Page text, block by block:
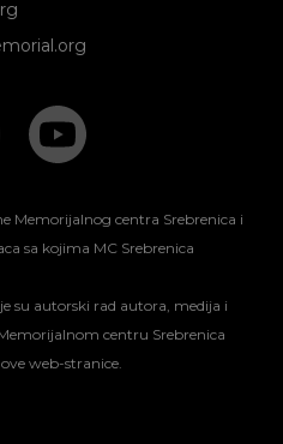
Memorijalnog centra Srebrenica i
sa kojima MC Srebrenica
su autorski rad autora, medija i
centru Srebrenica
web-stranice.